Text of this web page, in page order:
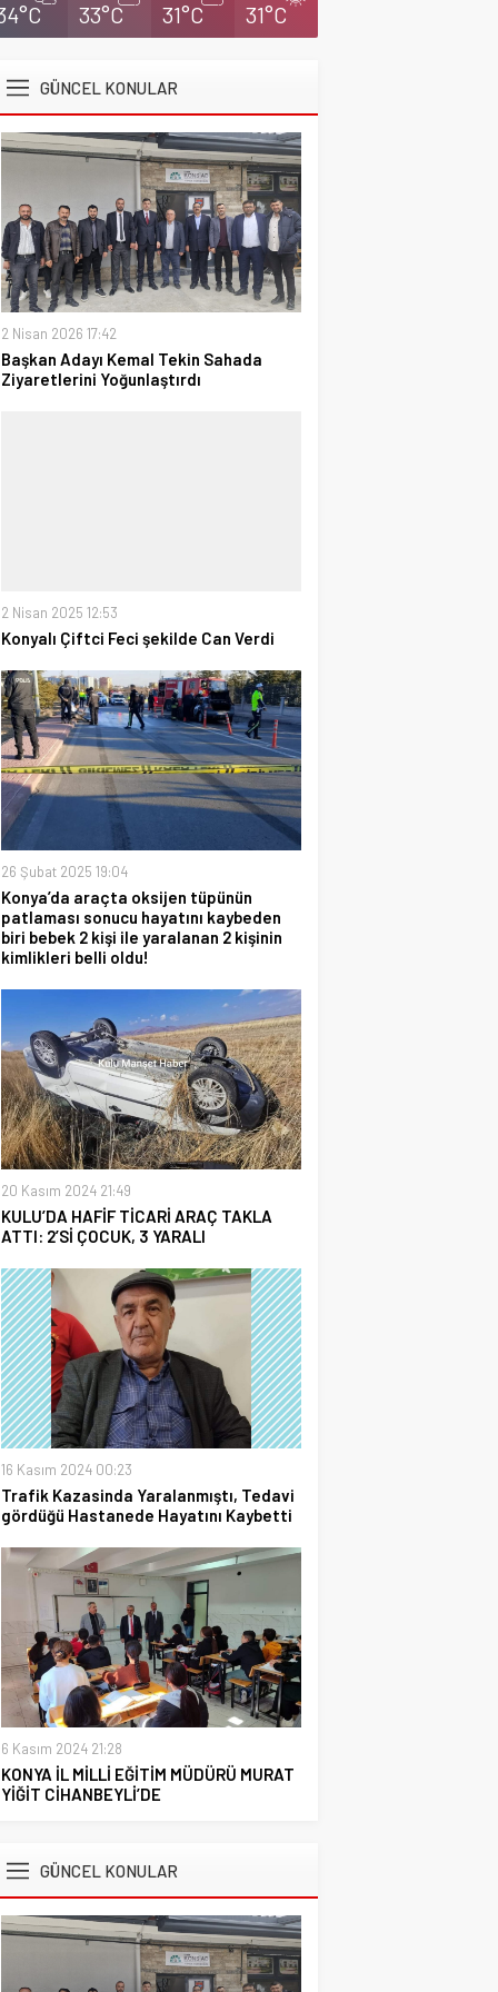
33°C 31°C 31°C
GÜNCEL KONULAR
2 Nisan 2026 17:42
Başkan Adayı Kemal Tekin Sahada
Ziyaretlerini Yoğunlaştırdı
2 Nisan 2025 12:53
Konyalı Çiftci Feci şekilde Can Verdi
26 Şubat 2025 19:04
Konya’da araçta oksijen tüpünün
patlaması sonucu hayatını kaybeden
biri bebek 2 kişi ile yaralanan 2 kişinin
kimlikleri belli oldu!
20 Kasım 2024 21:49
KULU’DA HAFİF TİCARİ ARAÇ TAKLA
ATTI: 2’Sİ ÇOCUK, 3 YARALI
16 Kasım 2024 00:23
Trafik Kazasinda Yaralanmıştı, Tedavi
gördüğü Hastanede Hayatını Kaybetti
6 Kasım 2024 21:28
KONYA İL MİLLİ EĞİTİM MÜDÜRÜ MURAT
YİĞİT CİHANBEYLİ’DE
GÜNCEL KONULAR